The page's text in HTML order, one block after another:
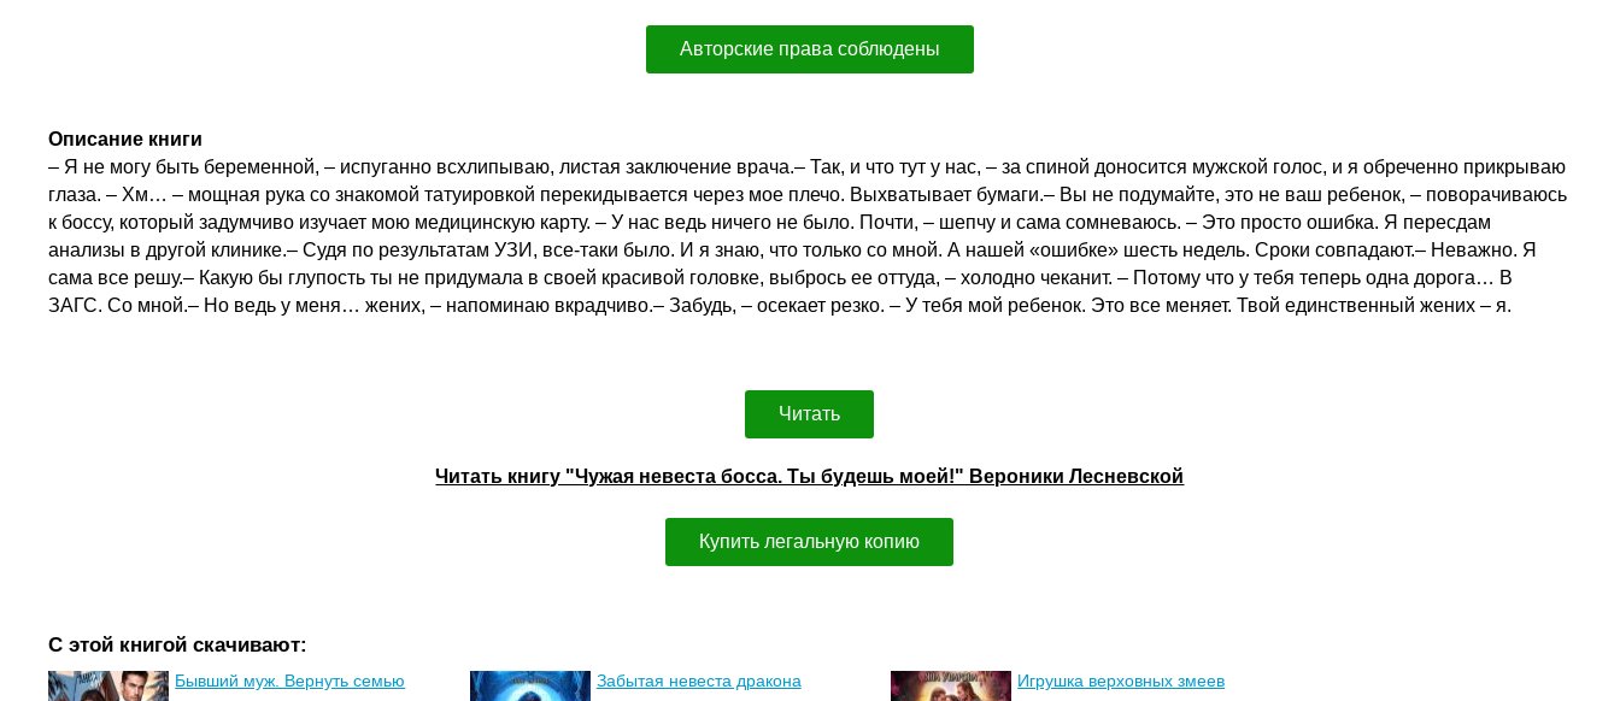
Авторские права соблюдены
Описание книги
– Я не могу быть беременной, – испуганно всхлипываю, листая заключение врача.– Так, и что тут у нас, – за спиной доносится мужской голос, и я обреченно прикрываю
глаза. – Хм… – мощная рука со знакомой татуировкой перекидывается через мое плечо. Выхватывает бумаги.– Вы не подумайте, это не ваш ребенок, – поворачиваюсь
к боссу, который задумчиво изучает мою медицинскую карту. – У нас ведь ничего не было. Почти, – шепчу и сама сомневаюсь. – Это просто ошибка. Я пересдам
анализы в другой клинике.– Судя по результатам УЗИ, все-таки было. И я знаю, что только со мной. А нашей «ошибке» шесть недель. Сроки совпадают.– Неважно. Я
сама все решу.– Какую бы глупость ты не придумала в своей красивой головке, выбрось ее оттуда, – холодно чеканит. – Потому что у тебя теперь одна дорога… В
ЗАГС. Со мной.– Но ведь у меня… жених, – напоминаю вкрадчиво.– Забудь, – осекает резко. – У тебя мой ребенок. Это все меняет. Твой единственный жених – я.
Читать
Читать книгу "Чужая невеста босса. Ты будешь моей!" Вероники Лесневской
Купить легальную копию
С этой книгой скачивают:
Бывший муж. Вернуть семью
Забытая невеста дракона
Игрушка верховных змеев